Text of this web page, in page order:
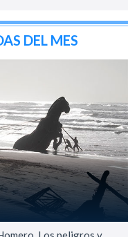
DEL MES